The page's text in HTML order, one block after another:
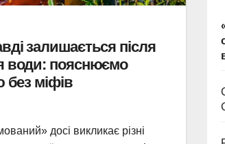
залишається після
води: пояснюємо
без міфів
досі викликає різні